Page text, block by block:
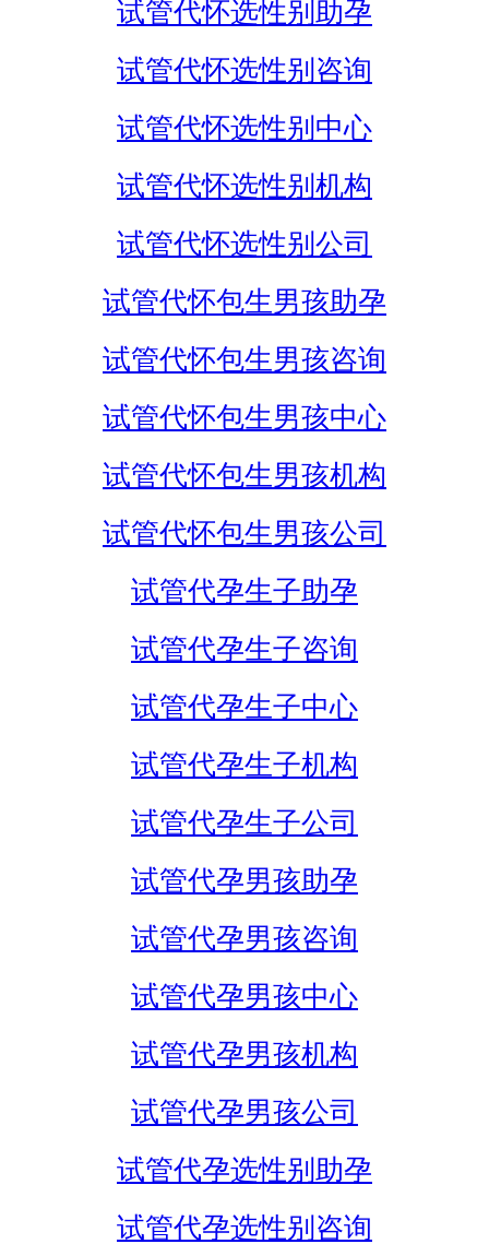
试管代怀选性别助孕
试管代怀选性别咨询
试管代怀选性别中心
试管代怀选性别机构
试管代怀选性别公司
试管代怀包生男孩助孕
试管代怀包生男孩咨询
试管代怀包生男孩中心
试管代怀包生男孩机构
试管代怀包生男孩公司
试管代孕生子助孕
试管代孕生子咨询
试管代孕生子中心
试管代孕生子机构
试管代孕生子公司
试管代孕男孩助孕
试管代孕男孩咨询
试管代孕男孩中心
试管代孕男孩机构
试管代孕男孩公司
试管代孕选性别助孕
试管代孕选性别咨询